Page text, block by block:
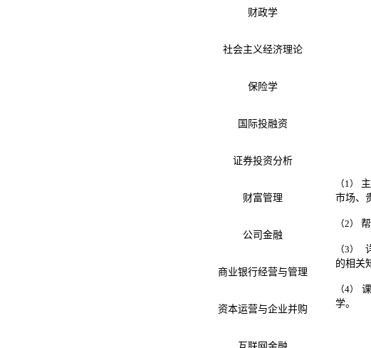
财政学
社会主义经济理论
保险学
（1）
市场、
（2）
（3）
的相关
（4）
学。
国际投融资
证券投资分析
财富管理
公司金融
商业银行经营与管理
资本运营与企业并购